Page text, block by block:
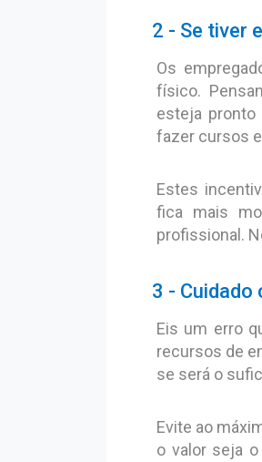
2 - Se tiver
Os
físico.
esteja pronto
fazer cursos
Estes
fica mais
profissional.
3 -
Eis um erro
recursos de
se será o
Evite ao
o valor seja